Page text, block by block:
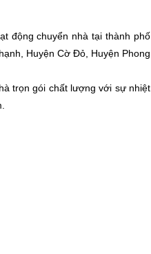
động chuyển nhà tại thành phố
Huyện Cờ Đỏ, Huyện Phong
trọn gói chất lượng với sự nhiệt